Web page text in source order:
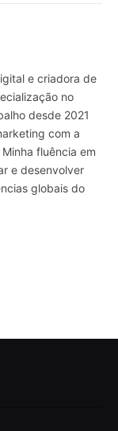
e criadora de
no
desde 2021
com a
fluência em
e desenvolver
globais do